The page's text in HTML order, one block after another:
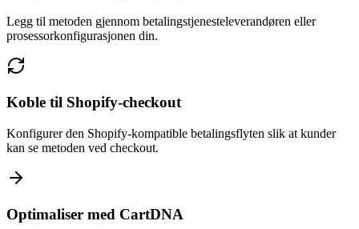
Legg til metoden gjennom betalingstjenesteleverandøren eller
prosessorkonfigurasjonen din.
Koble til Shopify-checkout
Konfigurer den Shopify-kompatible betalingsflyten slik at kunder
kan se metoden ved checkout.
Optimaliser med CartDNA